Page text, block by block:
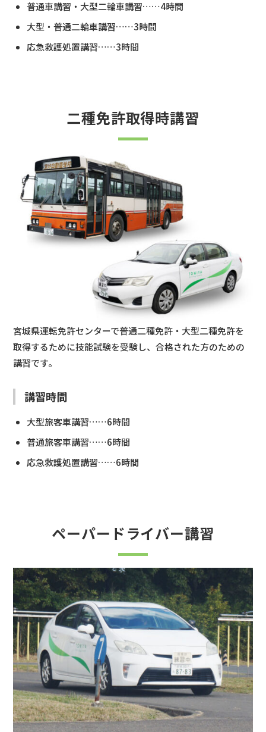
普通車講習・大型二輪車講習……4時間
大型・普通二輪車講習……3時間
応急救護処置講習……3時間
二種免許取得時講習
宮城県運転免許センターで普通二種免許・大型二種免許を
取得するために技能試験を受験し、合格された方のための
講習です。
講習時間
大型旅客車講習……6時間
普通旅客車講習……6時間
応急救護処置講習……6時間
ペーパードライバー講習